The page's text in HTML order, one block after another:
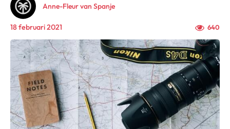
Anne-Fleur van Spanje
18 februari 2021 640